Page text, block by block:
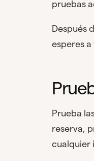
pruebas
Después
esperes
Prueba
reserva,
cualquier